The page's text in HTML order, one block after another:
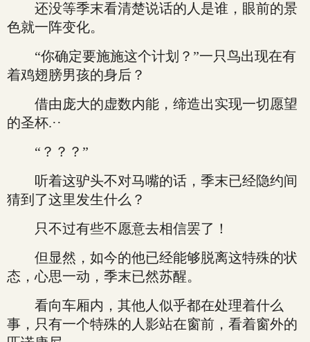
还没等季末看清楚说话的人是谁，眼前的景
色就一阵变化。
“你确定要施施这个计划？”一只鸟出现在有
着鸡翅膀男孩的身后？
借由庞大的虚数内能，缔造出实现一切愿望
的圣杯.··
“？？？”
听着这驴头不对马嘴的话，季末已经隐约间
猜到了这里发生什么？
只不过有些不愿意去相信罢了！
但显然，如今的他已经能够脱离这特殊的状
态，心思一动，季末已然苏醒。
看向车厢内，其他人似乎都在处理着什么
事，只有一个特殊的人影站在窗前，看着窗外的